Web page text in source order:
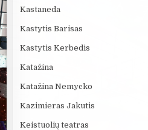
Kastaneda
Kastytis Barisas
Kastytis Kerbedis
Katažina
Katažina Nemycko
Kazimieras Jakutis
Keistuolių teatras